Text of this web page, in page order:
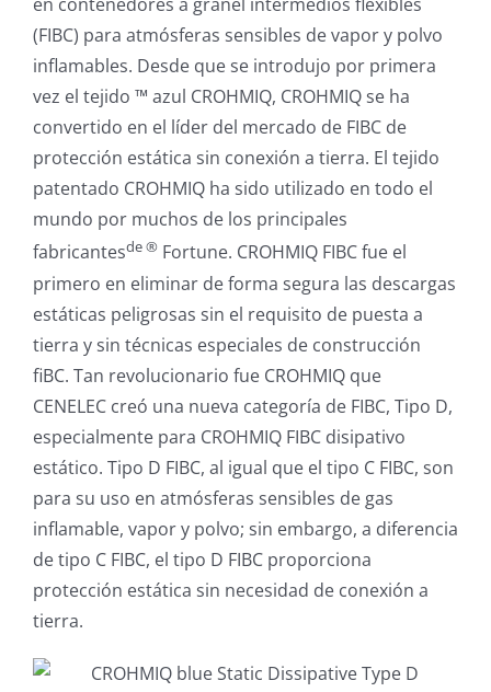
en contenedores a granel intermedios flexibles
(FIBC) para atmósferas sensibles de vapor y polvo
inflamables. Desde que se introdujo por primera
vez el tejido ™ azul CROHMIQ, CROHMIQ se ha
convertido en el líder del mercado de FIBC de
protección estática sin conexión a tierra. El tejido
patentado CROHMIQ ha sido utilizado en todo el
mundo por muchos de los principales
fabricantesde ® Fortune. CROHMIQ FIBC fue el
primero en eliminar de forma segura las descargas
estáticas peligrosas sin el requisito de puesta a
tierra y sin técnicas especiales de construcción
fiBC. Tan revolucionario fue CROHMIQ que
CENELEC creó una nueva categoría de FIBC, Tipo D,
especialmente para CROHMIQ FIBC disipativo
estático. Tipo D FIBC, al igual que el tipo C FIBC, son
para su uso en atmósferas sensibles de gas
inflamable, vapor y polvo; sin embargo, a diferencia
de tipo C FIBC, el tipo D FIBC proporciona
protección estática sin necesidad de conexión a
tierra.